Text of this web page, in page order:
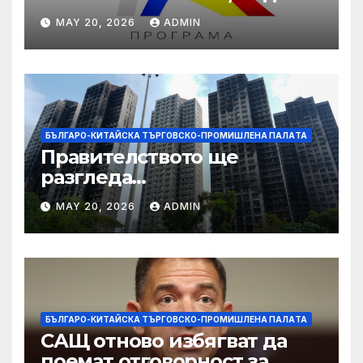
даде възможност на
работниците с увреждания
MAY 20, 2026 ADMIN
БЪЛГАРО-КИТАЙСКА ТЪРГОВСКО-ПРОМИШЛЕНА ПАЛAТА
Правителството ще
разгледа
застрахователните
претенции на Wang Fuk
Court по план за обратно
изкупуване: Хоп
MAY 20, 2026 ADMIN
БЪЛГАРО-КИТАЙСКА ТЪРГОВСКО-ПРОМИШЛЕНА ПАЛAТА
САЩ отново избягват да